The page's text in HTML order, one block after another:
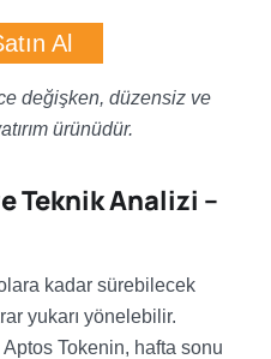
Al
değişken, düzensiz ve
ürünüdür.
Teknik Analizi –
kadar sürebilecek
yukarı yönelebilir.
Aptos Tokenin, hafta sonu